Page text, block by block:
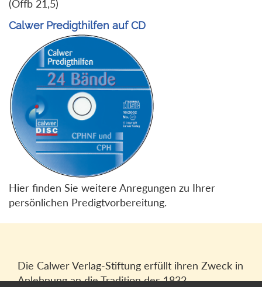
(Offb 21,5)
Calwer Predigthilfen auf CD
Hier finden Sie weitere Anregungen zu Ihrer
persönlichen Predigtvorbereitung.
Die Calwer Verlag-Stiftung erfüllt ihren Zweck in
Anlehnung an die Tradition des 1832